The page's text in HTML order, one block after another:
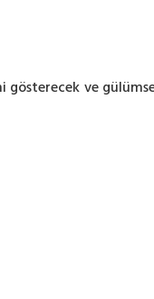
gösterecek ve